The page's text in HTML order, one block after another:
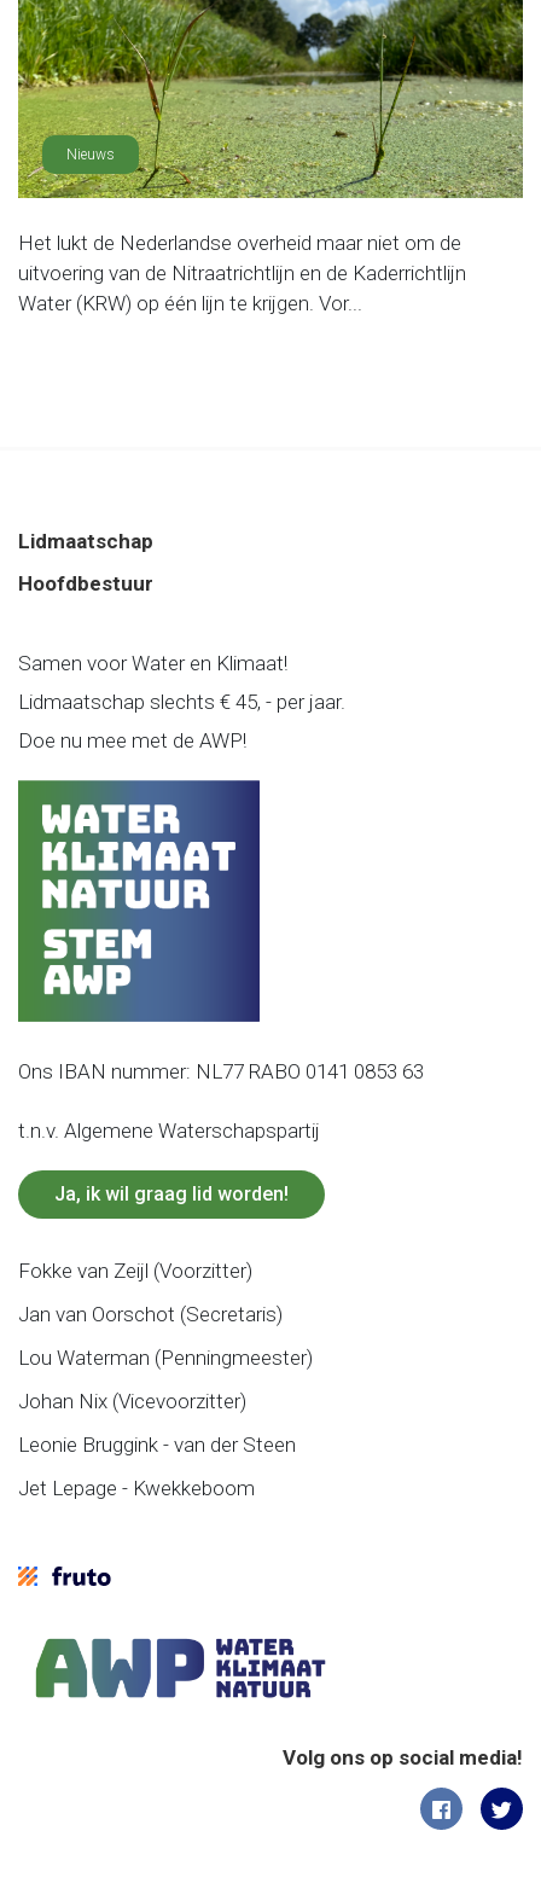
Nieuws
Het lukt de Nederlandse overheid maar niet om de
uitvoering van de Nitraatrichtlijn en de Kaderrichtlijn
Water (KRW) op één lijn te krijgen. Vor...
Lidmaatschap
Hoofdbestuur
Samen voor Water en Klimaat!
Lidmaatschap slechts € 45, - per jaar.
Doe nu mee met de AWP!
Ons IBAN nummer: NL77 RABO 0141 0853 63
t.n.v. Algemene Waterschapspartij
Ja, ik wil graag lid worden!
Fokke van Zeijl (Voorzitter)
Jan van Oorschot (Secretaris)
Lou Waterman (Penningmeester)
Johan Nix (Vicevoorzitter)
Leonie Bruggink - van der Steen
Jet Lepage - Kwekkeboom
Volg ons op social media!